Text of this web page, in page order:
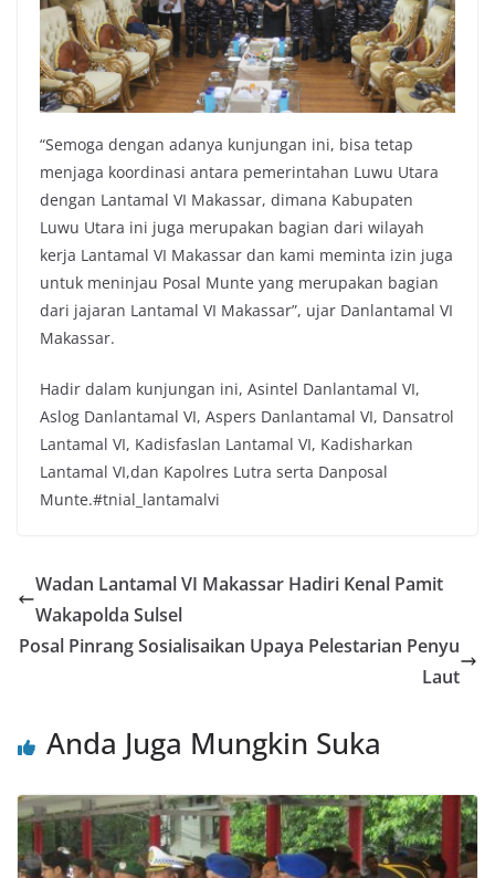
“Semoga dengan adanya kunjungan ini, bisa tetap
menjaga koordinasi antara pemerintahan Luwu Utara
dengan Lantamal VI Makassar, dimana Kabupaten
Luwu Utara ini juga merupakan bagian dari wilayah
kerja Lantamal VI Makassar dan kami meminta izin juga
untuk meninjau Posal Munte yang merupakan bagian
dari jajaran Lantamal VI Makassar”, ujar Danlantamal VI
Makassar.
Hadir dalam kunjungan ini, Asintel Danlantamal VI,
Aslog Danlantamal VI, Aspers Danlantamal VI, Dansatrol
Lantamal VI, Kadisfaslan Lantamal VI, Kadisharkan
Lantamal VI,dan Kapolres Lutra serta Danposal
Munte.#tnial_lantamalvi
Wadan Lantamal VI Makassar Hadiri Kenal Pamit
Wakapolda Sulsel
Posal Pinrang Sosialisaikan Upaya Pelestarian Penyu
Laut
Anda Juga Mungkin Suka